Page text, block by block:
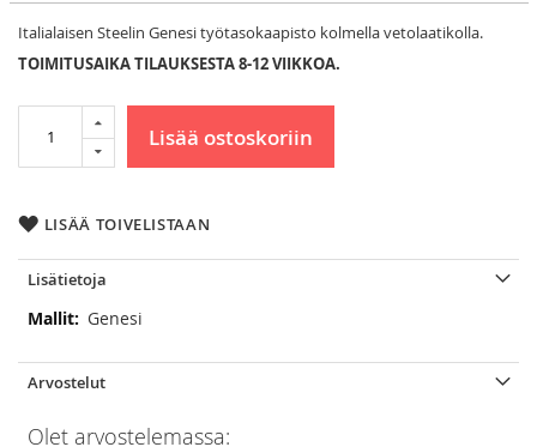
Italialaisen Steelin Genesi työtasokaapisto kolmella vetolaatikolla.
TOIMITUSAIKA TILAUKSESTA 8-12 VIIKKOA.
Lisää ostoskoriin
LISÄÄ TOIVELISTAAN
Lisätietoja
LisätietojaGenesi
Arvostelut
Olet arvostelemassa: